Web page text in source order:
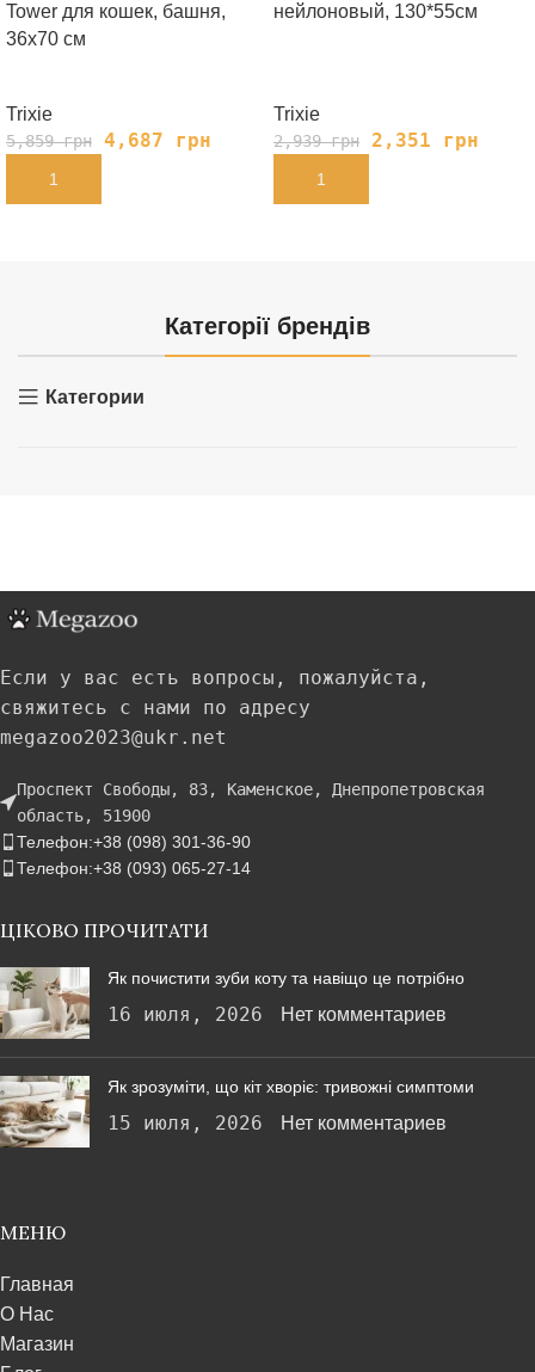
Tower для кошек, башня,
36х70 см
Trixie
5,859грн 4,687 грн
В КОРЗИНУ
нейлоновый, 130*55см
Trixie
2,939грн 2,351 грн
В КОРЗИНУ
Категорії брендів
Категории
Если у вас есть вопросы, пожалуйста,
свяжитесь с нами по адресу
megazoo2023@ukr.net
Проспект Свободы, 83, Каменское, Днепропетровская
область, 51900
Телефон:+38 (098) 301-36-90
Телефон:+38 (093) 065-27-14
ЦІКОВО ПРОЧИТАТИ
Як почистити зуби коту та навіщо це потрібно
16 июля, 2026 Нет комментариев
Як зрозуміти, що кіт хворіє: тривожні симптоми
15 июля, 2026 Нет комментариев
МЕНЮ
Главная
О Нас
Магазин